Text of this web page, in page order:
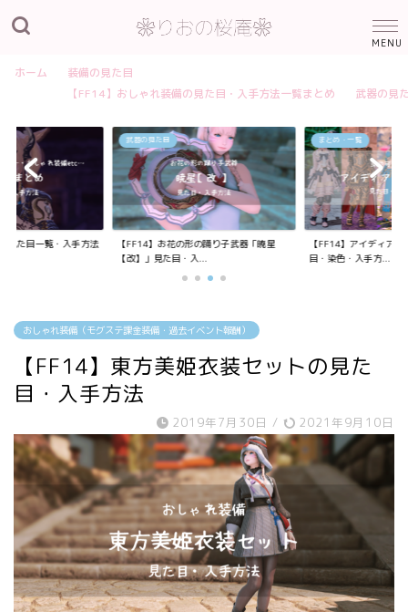
ホーム
装備の見た目
【FF14】おしゃれ装備の見た目・入手方法一覧まとめ
武器の見
見た目一覧・入手方法
武器の見た目
【FF14】お花の形の踊り子武器「暁星
【改】」見た目・入...
まとめ・一覧
【FF14】アイディア
目・染色・入手方...
おしゃれ装備（モグステ課金装備・過去イベント報酬）
【FF14】東方美姫衣装セットの見た
目・入手方法
2019年7月30日 / 2021年9月10日